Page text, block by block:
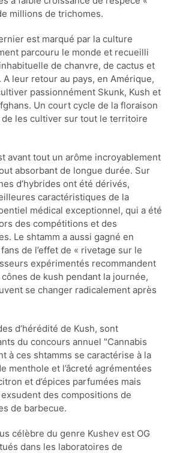
millions de trichomes.
est marqué par la culture
parcouru le monde et recueilli
de chanvre, de cactus et
A leur retour au pays, en Amérique,
passionnément Skunk, Kush et
Un court cycle de la floraison
les cultiver sur tout le territoire
avant tout un arôme incroyablement
absorbant de longue durée. Sur
d’hybrides ont été dérivés,
caractéristiques de la
médical exceptionnel, qui a été
des compétitions et des
Le shtamm a aussi gagné en
de l’effet de « rivetage sur le
expérimentés recommandent
de kush pendant la journée,
se changer radicalement après
d’hérédité de Kush, sont
du concours annuel "Cannabis
à ces shtamms se caractérise à la
menthole et l’âcreté agrémentées
et d’épices parfumées mais
des compositions de
de barbecue.
célèbre du genre Kushev est OG
dans les laboratoires de